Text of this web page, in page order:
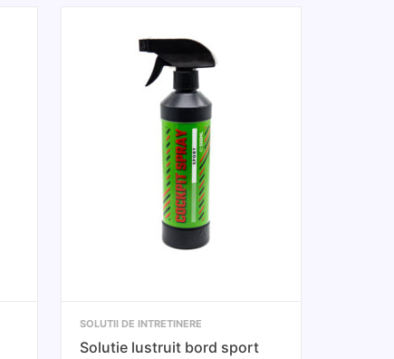
SOLUTII DE INTRETINERE
Solutie lustruit bord sport